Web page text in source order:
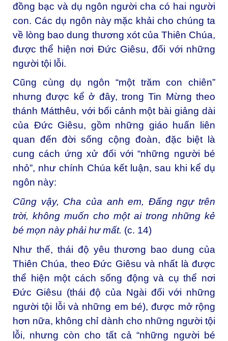
đồng bạc và dụ ngôn người cha có hai người
con. Các dụ ngôn này mặc khải cho chúng ta
về lòng bao dung thương xót của Thiên Chúa,
được thể hiện nơi Đức Giêsu, đối với những
người tội lỗi.
Cũng cùng dụ ngôn “một trăm con chiên”
nhưng được kể ở đây, trong Tin Mừng theo
thánh Mátthêu, với bối cảnh một bài giảng dài
của Đức Giêsu, gồm những giáo huấn liên
quan đến đời sống cộng đoàn, đặc biệt là
cung cách ứng xử đối với “những người bé
nhỏ”, như chính Chúa kết luận, sau khi kể dụ
ngôn này:
Cũng vậy, Cha của anh em, Đấng ngự trên
trời, không muốn cho một ai trong những kẻ
bé mọn này phải hư mất. (c. 14)
Như thế, thái độ yêu thương bao dung của
Thiên Chúa, theo Đức Giêsu và nhất là được
thể hiện một cách sống động và cụ thể nơi
Đức Giêsu (thái độ của Ngài đối với những
người tội lỗi và những em bé), được mở rộng
hơn nữa, không chỉ dành cho những người tội
lỗi, nhưng còn cho tất cả “những người bé